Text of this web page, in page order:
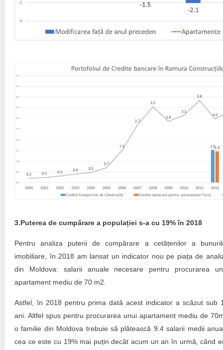
3.Puterea de cumpărare a populației s-a cu 19% în 2018
Pentru analiza puterii de cumpărare a cetățenilor a
imobiliare, în 2018 am lansat un indicator nou pe piața de
din Moldova: salarii anuale necesare pentru procurarea
apartament mediu de 70 m2.
Astfel, în 2018 pentru prima dată acest indicator a scăzut sub
ani. Altfel spus pentru procurarea unui apartament mediu de
o familie din Moldova trebuie să plătească 9.4 salarii medii
cea ce este cu 19% mai puțin decât acum un an în urmă, când